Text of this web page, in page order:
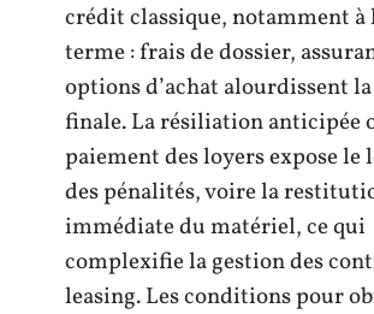
crédit classique, notamment à
terme : frais de dossier,
options d’achat alourdissent
finale. La résiliation anticipée
paiement des loyers expose le
des pénalités, voire la
immédiate du matériel, ce qui
complexifie la gestion des
leasing. Les conditions pour